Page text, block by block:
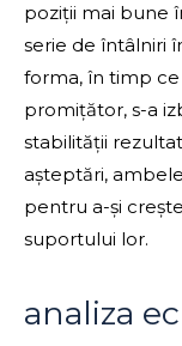
poziții mai bune
serie de întâlniri
forma, în timp ce
promițător, s-a
stabilității
așteptări,
pentru a-și
suportului lor.
analiza